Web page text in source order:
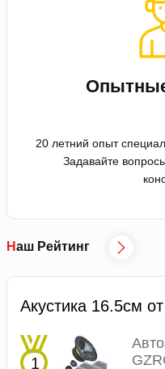
20 летний опыт
Задавайте
Наш Рейтинг
Акустика 16.5см